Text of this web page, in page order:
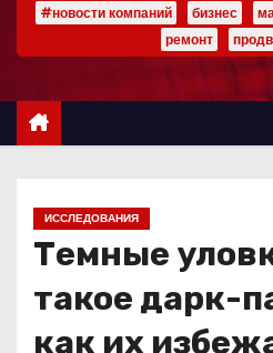
р
#новости компаний бизнес
ремонт
ИССЛЕДОВАНИЯ
Темные
такое дарк-
как их